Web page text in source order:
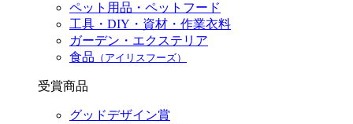
ペット用品・ペットフード
工具・DIY・資材・作業衣料
ガーデン・エクステリア
食品 （アイリスフーズ）
受賞商品
グッドデザイン賞